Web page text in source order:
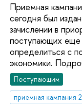
Приемная
сегодня был
зачислении в
поступающих еще
определиться с
экономики.
Поступающим
приемная кампания